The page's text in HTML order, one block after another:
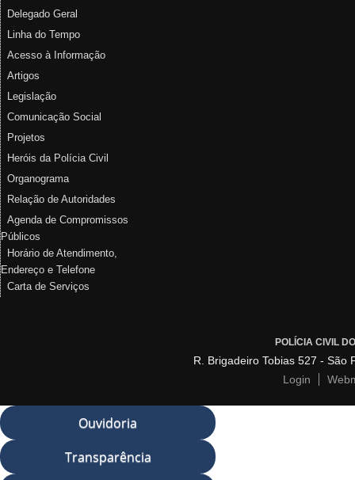
Delegado Geral
Linha do Tempo
Acesso à Informação
Artigos
Legislação
Comunicação Social
Projetos
Heróis da Polícia Civil
Organograma
Relação de Autoridades
Agenda de Compromissos
Públicos
Horário de Atendimento,
Endereço e Telefone
Carta de Serviços
POLÍCIA CIVIL
R. Brigadeiro Tobias 527 - São
Login
Ouvidoria
Transparência